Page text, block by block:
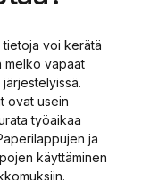
tietoja voi kerätä
melko vapaat
ovat usein
työaikaa
ja
käyttäminen